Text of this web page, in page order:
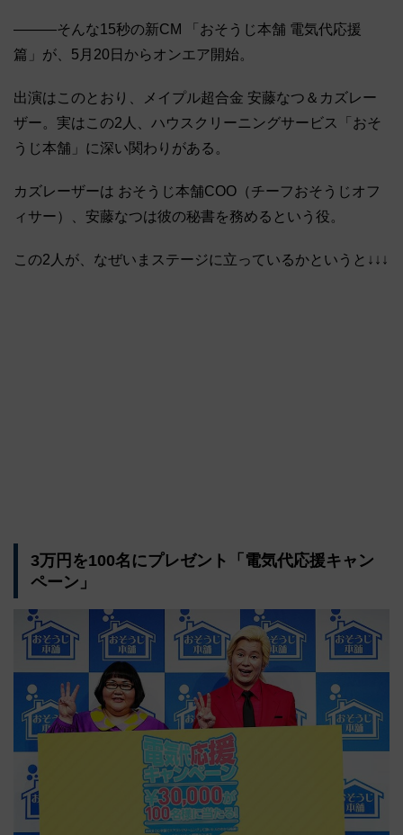
―――そんな15秒の新CM 「おそうじ本舗 電気代応援
篇」が、5月20日からオンエア開始。
出演はこのとおり、メイプル超合金 安藤なつ＆カズレー
ザー。実はこの2人、ハウスクリーニングサービス「おそ
うじ本舗」に深い関わりがある。
カズレーザーは おそうじ本舗COO（チーフおそうじオフ
ィサー）、安藤なつは彼の秘書を務めるという役。
この2人が、なぜいまステージに立っているかというと↓↓↓
3万円を100名にプレゼント「電気代応援キャン
ペーン」